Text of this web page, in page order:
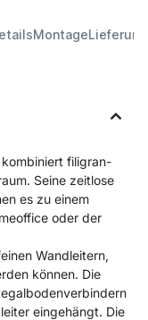
Montage
kombiniert filigran-
Seine zeitlose
es zu einem
oder der
Wandleitern,
können. Die
eingehängt. Die